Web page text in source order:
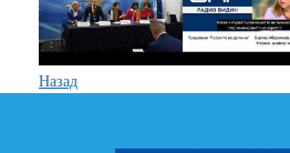
Назад